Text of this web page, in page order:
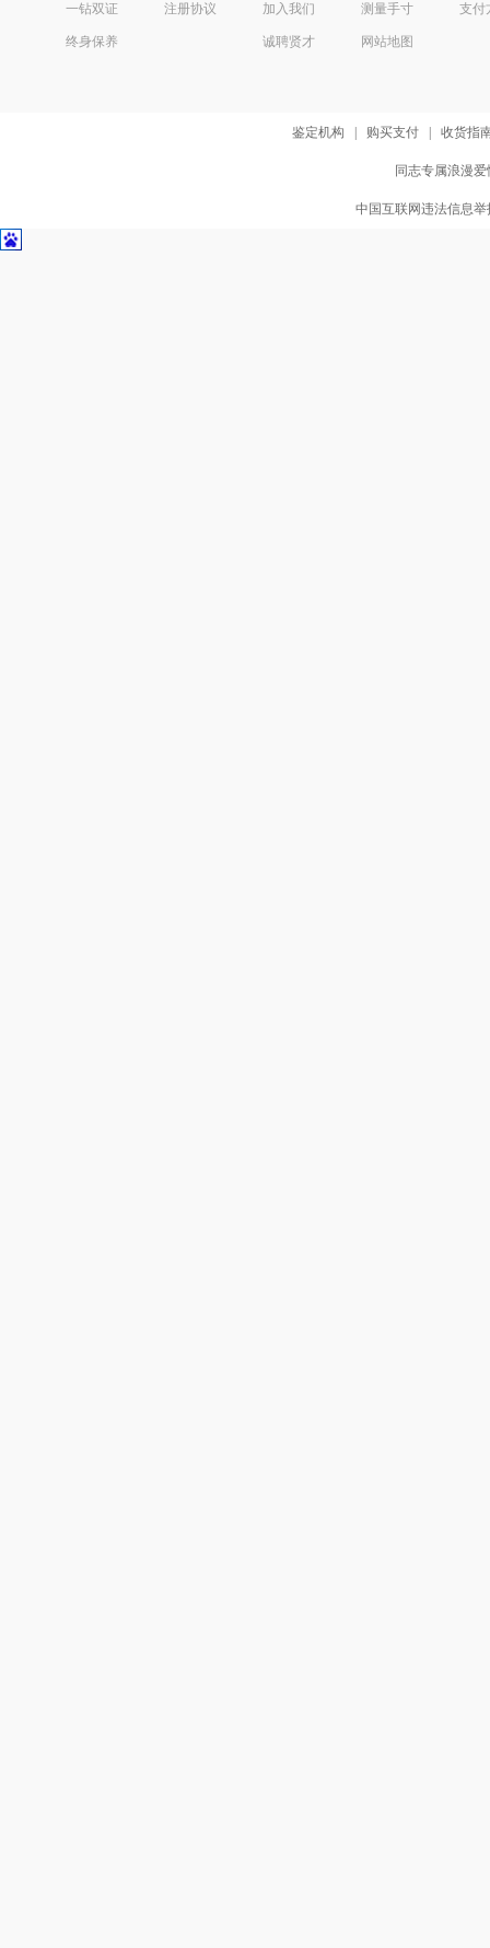
一钻双证
终身保养
注册协议 加入我们
诚聘贤才
测量手寸
网站地图
支付
鉴定机构 购买支付 收货指
同志专属浪漫
中国互联网违法信息